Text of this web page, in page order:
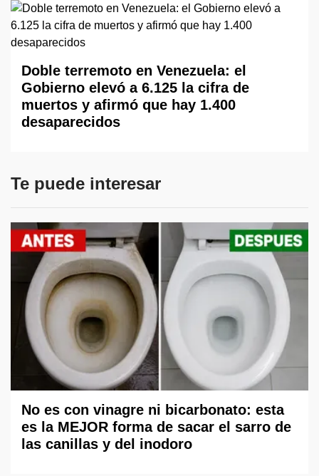
Doble terremoto en Venezuela: el
Gobierno elevó a 6.125 la cifra de
muertos y afirmó que hay 1.400
desaparecidos
Te puede interesar
No es con vinagre ni bicarbonato: esta
es la MEJOR forma de sacar el sarro de
las canillas y del inodoro